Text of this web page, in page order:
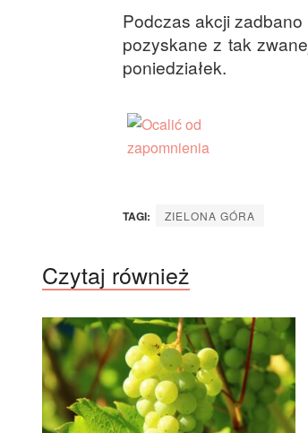
Podczas akcji
pozyskane z tak
poniedziałek.
TAGI: ZIELONA GÓRA
Czytaj również